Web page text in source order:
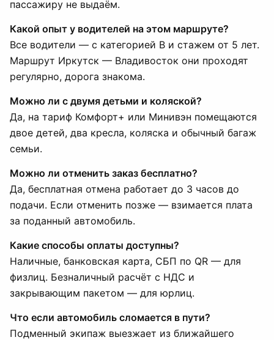
пассажиру не выдаём.
Какой опыт у водителей на этом маршруте?
Все водители — с категорией B и стажем от 5 лет.
Маршрут Иркутск — Владивосток они проходят
регулярно, дорога знакома.
Можно ли с двумя детьми и коляской?
Да, на тариф Комфорт+ или Минивэн помещаются
двое детей, два кресла, коляска и обычный багаж
семьи.
Можно ли отменить заказ бесплатно?
Да, бесплатная отмена работает до 3 часов до
подачи. Если отменить позже — взимается плата
за поданный автомобиль.
Какие способы оплаты доступны?
Наличные, банковская карта, СБП по QR — для
физлиц. Безналичный расчёт с НДС и
закрывающим пакетом — для юрлиц.
Что если автомобиль сломается в пути?
Подменный экипаж выезжает из ближайшего